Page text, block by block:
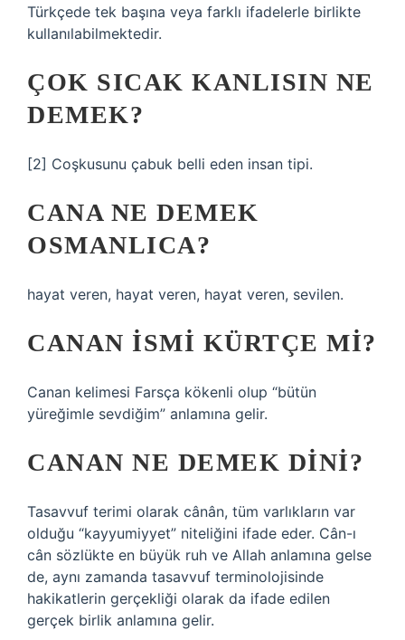
Türkçede tek başına veya farklı ifadelerle birlikte
kullanılabilmektedir.
ÇOK SICAK KANLISIN NE
DEMEK?
[2] Coşkusunu çabuk belli eden insan tipi.
CANA NE DEMEK
OSMANLICA?
hayat veren, hayat veren, hayat veren, sevilen.
CANAN ISMI KÜRTÇE MI?
Canan kelimesi Farsça kökenli olup “bütün
yüreğimle sevdiğim” anlamına gelir.
CANAN NE DEMEK DINI?
Tasavvuf terimi olarak cânân, tüm varlıkların var
olduğu “kayyumiyyet” niteliğini ifade eder. Cân-ı
cân sözlükte en büyük ruh ve Allah anlamına gelse
de, aynı zamanda tasavvuf terminolojisinde
hakikatlerin gerçekliği olarak da ifade edilen
gerçek birlik anlamına gelir.